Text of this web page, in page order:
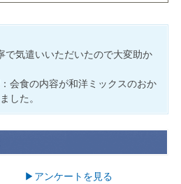
で気遣いいただいたので大変助か
会食の内容が和洋ミックスのおか
した。
▶︎アンケートを見る